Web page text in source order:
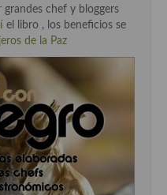
chef y bloggers
el libro , los beneficios se
de la Paz